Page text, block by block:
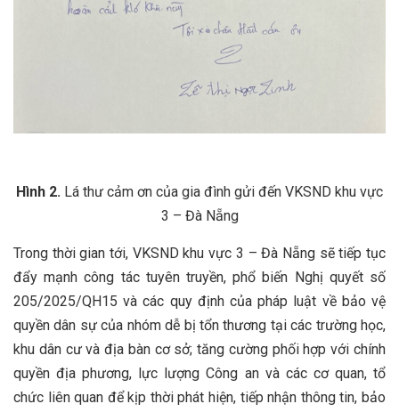
Hình 2. Lá thư cảm ơn của gia đình gửi đến VKSND khu vực
3 – Đà Nẵng
Trong thời gian tới, VKSND khu vực 3 – Đà Nẵng sẽ tiếp tục
đẩy mạnh công tác tuyên truyền, phổ biến Nghị quyết số
205/2025/QH15 và các quy định của pháp luật về bảo vệ
quyền dân sự của nhóm dễ bị tổn thương tại các trường học,
khu dân cư và địa bàn cơ sở; tăng cường phối hợp với chính
quyền địa phương, lực lượng Công an và các cơ quan, tổ
chức liên quan để kịp thời phát hiện, tiếp nhận thông tin, bảo